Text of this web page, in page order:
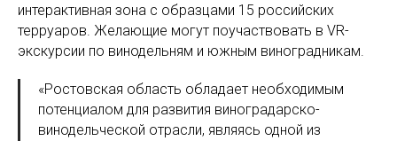
интерактивная зона с образцами 15 российских
терруаров. Желающие могут поучаствовать в VR-
экскурсии по винодельням и южным виноградникам.
«Ростовская область обладает необходимым
потенциалом для развития виноградарско-
винодельческой отрасли, являясь одной из